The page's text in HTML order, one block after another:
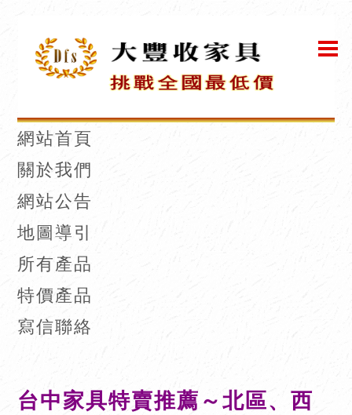
網站首頁
關於我們
網站公告
地圖導引
所有產品
特價產品
寫信聯絡
台中家具特賣推薦～北區、西